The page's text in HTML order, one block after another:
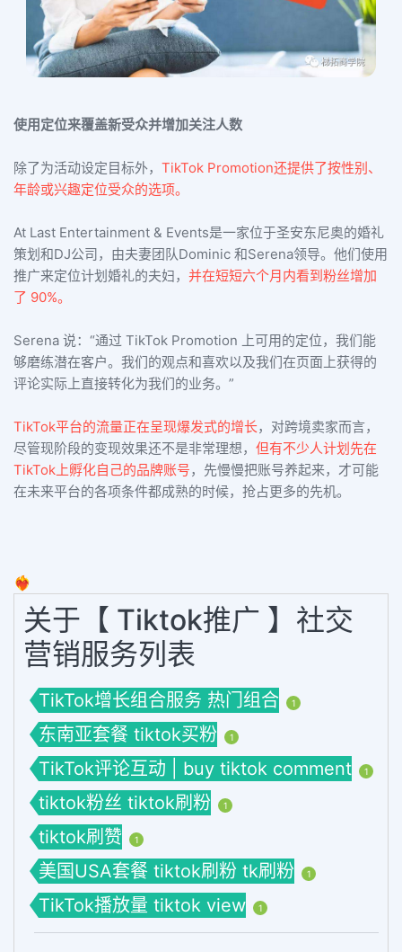
使用定位来覆盖新受众并增加关注人数
除了为活动设定目标外， TikTok Promotion还提供了按性别、
年龄或兴趣定位受众的选项。
At Last Entertainment & Events是一家位于圣安东尼奥的婚礼
策划和DJ公司，由夫妻团队Dominic 和Serena领导。他们使用
推广来定位计划婚礼的夫妇， 并在短短六个月内看到粉丝增加
了 90%。
Serena 说：“通过 TikTok Promotion 上可用的定位，我们能
够磨练潜在客户。我们的观点和喜欢以及我们在页面上获得的
评论实际上直接转化为我们的业务。”
TikTok平台的流量正在呈现爆发式的增长，对跨境卖家而言，
尽管现阶段的变现效果还不是非常理想， 但有不少人计划先在
TikTok上孵化自己的品牌账号，先慢慢把账号养起来，才可能
在未来平台的各项条件都成熟的时候，抢占更多的先机。
❤️‍🔥
关于【 Tiktok推广 】社交
营销服务列表
TikTok增长组合服务 热门组合 1
东南亚套餐 tiktok买粉 1
TikTok评论互动 | buy tiktok comment 1
tiktok粉丝 tiktok刷粉 1
tiktok刷赞 1
美国USA套餐 tiktok刷粉 tk刷粉 1
TikTok播放量 tiktok view 1